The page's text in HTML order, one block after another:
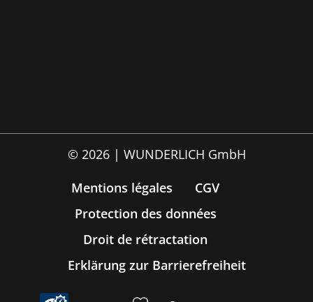
© 2026 | WUNDERLICH GmbH
Mentions légales
CGV
Protection des données
Droit de rétractation
Erklärung zur Barrierefreiheit